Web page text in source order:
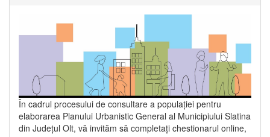
În cadrul procesului de consultare a populaţiei pentru
elaborarea Planului Urbanistic General al Municipiului Slatina
din Județul Olt, vă invităm să completați chestionarul online,